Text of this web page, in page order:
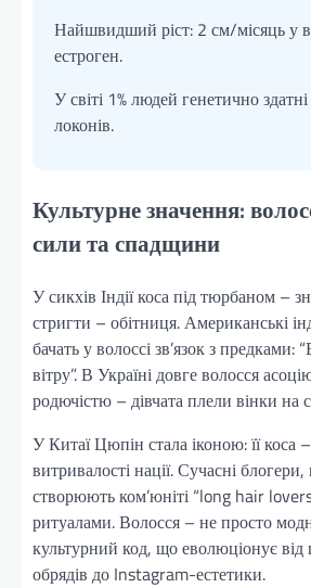
Найшвидший ріст: 2 см/місяць у
естроген.
У світі 1% людей генетично
локонів.
Культурне значення:
сили та спадщини
У сикхів Індії коса під тюрбаном –
стригти – обітниця. Американські
бачать у волоссі зв’язок з предками:
вітру”. В Україні довге волосся
родючістю – дівчата плели вінки на
У Китаї Цюпін стала іконою: її коса
витривалості нації. Сучасні
створюють ком’юніті “long hair
ритуалами. Волосся – не просто
культурний код, що еволюціонує
обрядів до Instagram-естетики.